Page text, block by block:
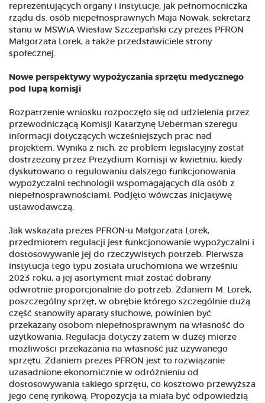
reprezentujących organy i instytucje, jak pełnomocniczka
rządu ds. osób niepełnosprawnych Maja Nowak, sekretarz
stanu w MSWiA Wiesław Szczepański czy prezes PFRON
Małgorzata Lorek, a także przedstawiciele strony
społecznej.
Nowe perspektywy wypożyczania sprzętu medycznego
pod lupą komisji
Rozpatrzenie wniosku rozpoczęło się od udzielenia przez
przewodniczącą Komisji Katarzynę Ueberman szeregu
informacji dotyczących wcześniejszych prac nad
projektem. Wynika z nich, że problem legislacyjny został
dostrzeżony przez Prezydium Komisji w kwietniu, kiedy
dyskutowano o regulowaniu dalszego funkcjonowania
wypożyczalni technologii wspomagających dla osób z
niepełnosprawnościami. Podjęto wówczas inicjatywę
ustawodawczą.
Jak wskazała prezes PFRON-u Małgorzata Lorek,
przedmiotem regulacji jest funkcjonowanie wypożyczalni i
dostosowywanie jej do rzeczywistych potrzeb. Pierwsza
instytucja tego typu została uruchomiona we wrześniu
2023 roku, a jej asortyment miał zostać dobrany
odwrotnie proporcjonalnie do potrzeb. Zdaniem M. Lorek,
poszczególny sprzęt, w obrębie którego szczególnie dużą
część stanowiły aparaty słuchowe, powinien być
przekazany osobom niepełnosprawnym na własność do
użytkowania. Regulacja dotyczy zatem w dużej mierze
możliwości przekazania na własność już używanego
sprzętu. Zdaniem prezes PFRON jest to rozwiązanie
uzasadnione ekonomicznie w odróżnieniu od
dostosowywania takiego sprzętu, co kosztowo przewyższa
jego cenę rynkową. Propozycja ta miała być odpowiedzią